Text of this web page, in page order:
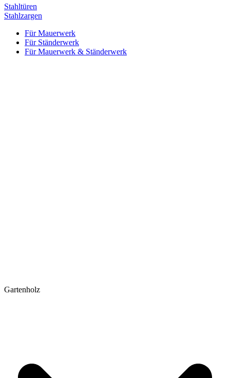
Stahltüren
Stahlzargen
Für Mauerwerk
Für Ständerwerk
Für Mauerwerk & Ständerwerk
Gartenholz